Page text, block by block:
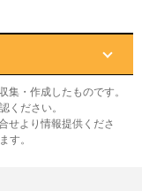
集・作成したものです。
ください。
せより情報提供くださ
す。